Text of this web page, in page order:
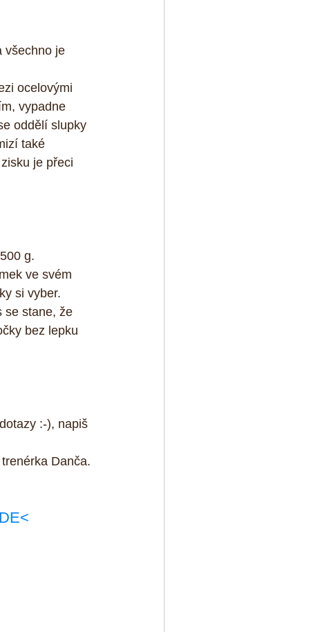
všechno je
ocelovými
vypadne
oddělí slupky
také
je přeci
g.
ve svém
si vyber.
se stane, že
bez lepku
:-), napiš
Danča.